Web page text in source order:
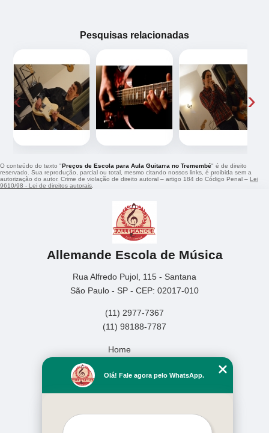
Pesquisas relacionadas
‹ ›
O conteúdo do texto "Preços de Escola para Aula Guitarra no Tremembé" é de direito
reservado. Sua reprodução, parcial ou total, mesmo citando nossos links, é proibida sem a
autorização do autor. Crime de violação de direito autoral – artigo 184 do Código Penal – Lei
9610/98 - Lei de direitos autorais
Allemande Escola de Música
Rua Alfredo Pujol, 115 - Santana
São Paulo - SP - CEP: 02017-010
(11) 2977-7367
(11) 98188-7787
Home
Missão
Olá! Fale agora pelo WhatsApp.